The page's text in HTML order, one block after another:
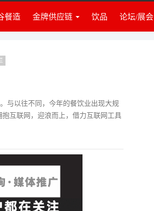
餐造 金牌供应链
食材
调料
设备设施
仓储物流
其他服务
饮品 论坛/展会
与以往不同，今年的餐饮业出现大规
互联网，迎浪而上，借力互联网工具